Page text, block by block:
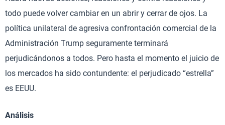
todo puede volver cambiar en un abrir y cerrar de ojos. La
política unilateral de agresiva confrontación comercial de la
Administración Trump seguramente terminará
perjudicándonos a todos. Pero hasta el momento el juicio de
los mercados ha sido contundente: el perjudicado “estrella”
es EEUU.
Análisis